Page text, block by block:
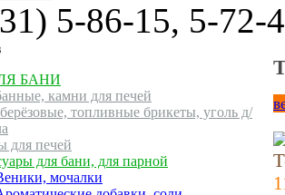
5-86-15, 5-72-
БАНИ
камни для печей
топливные брикеты, уголь д/
для печей
для бани, для парной
мочалки